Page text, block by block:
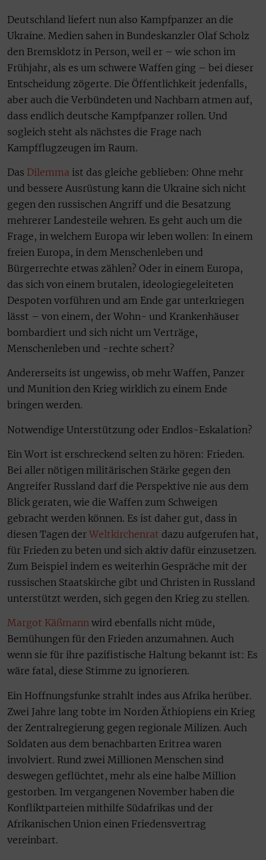
Deutschland liefert nun also Kampfpanzer an die
Ukraine. Medien sahen in Bundeskanzler Olaf Scholz
den Bremsklotz in Person, weil er – wie schon im
Frühjahr, als es um schwere Waffen ging – bei dieser
Entscheidung zögerte. Die Öffentlichkeit jedenfalls,
aber auch die Verbündeten und Nachbarn atmen auf,
dass endlich deutsche Kampfpanzer rollen. Und
sogleich steht als nächstes die Frage nach
Kampfflugzeugen im Raum.
Das Dilemma ist das gleiche geblieben: Ohne mehr
und bessere Ausrüstung kann die Ukraine sich nicht
gegen den russischen Angriff und die Besatzung
mehrerer Landesteile wehren. Es geht auch um die
Frage, in welchem Europa wir leben wollen: In einem
freien Europa, in dem Menschenleben und
Bürgerrechte etwas zählen? Oder in einem Europa,
das sich von einem brutalen, ideologiegeleiteten
Despoten vorführen und am Ende gar unterkriegen
lässt – von einem, der Wohn- und Krankenhäuser
bombardiert und sich nicht um Verträge,
Menschenleben und -rechte schert?
Andererseits ist ungewiss, ob mehr Waffen, Panzer
und Munition den Krieg wirklich zu einem Ende
bringen werden.
Notwendige Unterstützung oder Endlos-Eskalation?
Ein Wort ist erschreckend selten zu hören: Frieden.
Bei aller nötigen militärischen Stärke gegen den
Angreifer Russland darf die Perspektive nie aus dem
Blick geraten, wie die Waffen zum Schweigen
gebracht werden können. Es ist daher gut, dass in
diesen Tagen der Weltkirchenrat dazu aufgerufen hat,
für Frieden zu beten und sich aktiv dafür einzusetzen.
Zum Beispiel indem es weiterhin Gespräche mit der
russischen Staatskirche gibt und Christen in Russland
unterstützt werden, sich gegen den Krieg zu stellen.
Margot Käßmann wird ebenfalls nicht müde,
Bemühungen für den Frieden anzumahnen. Auch
wenn sie für ihre pazifistische Haltung bekannt ist: Es
wäre fatal, diese Stimme zu ignorieren.
Ein Hoffnungsfunke strahlt indes aus Afrika herüber.
Zwei Jahre lang tobte im Norden Äthiopiens ein Krieg
der Zentralregierung gegen regionale Milizen. Auch
Soldaten aus dem benachbarten Eritrea waren
involviert. Rund zwei Millionen Menschen sind
deswegen geflüchtet, mehr als eine halbe Million
gestorben. Im vergangenen November haben die
Konfliktparteien mithilfe Südafrikas und der
Afrikanischen Union einen Friedensvertrag
vereinbart.